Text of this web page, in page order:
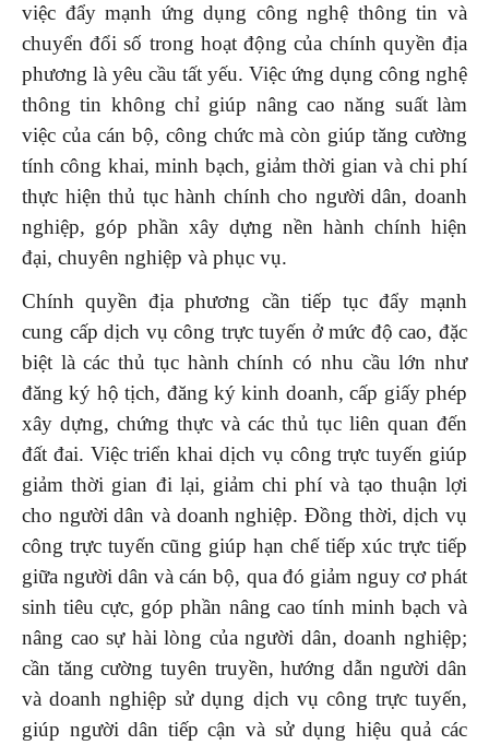
việc đẩy mạnh ứng dụng công nghệ thông tin và
chuyển đổi số trong hoạt động của chính quyền địa
phương là yêu cầu tất yếu. Việc ứng dụng công nghệ
thông tin không chỉ giúp nâng cao năng suất làm
việc của cán bộ, công chức mà còn giúp tăng cường
tính công khai, minh bạch, giảm thời gian và chi phí
thực hiện thủ tục hành chính cho người dân, doanh
nghiệp, góp phần xây dựng nền hành chính hiện
đại, chuyên nghiệp và phục vụ.
Chính quyền địa phương cần tiếp tục đẩy mạnh
cung cấp dịch vụ công trực tuyến ở mức độ cao, đặc
biệt là các thủ tục hành chính có nhu cầu lớn như
đăng ký hộ tịch, đăng ký kinh doanh, cấp giấy phép
xây dựng, chứng thực và các thủ tục liên quan đến
đất đai. Việc triển khai dịch vụ công trực tuyến giúp
giảm thời gian đi lại, giảm chi phí và tạo thuận lợi
cho người dân và doanh nghiệp. Đồng thời, dịch vụ
công trực tuyến cũng giúp hạn chế tiếp xúc trực tiếp
giữa người dân và cán bộ, qua đó giảm nguy cơ phát
sinh tiêu cực, góp phần nâng cao tính minh bạch và
nâng cao sự hài lòng của người dân, doanh nghiệp;
cần tăng cường tuyên truyền, hướng dẫn người dân
và doanh nghiệp sử dụng dịch vụ công trực tuyến,
giúp người dân tiếp cận và sử dụng hiệu quả các